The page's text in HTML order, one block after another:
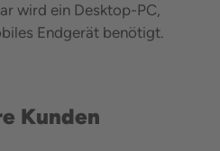
wird ein Desktop-PC,
Endgerät benötigt.
Kunden